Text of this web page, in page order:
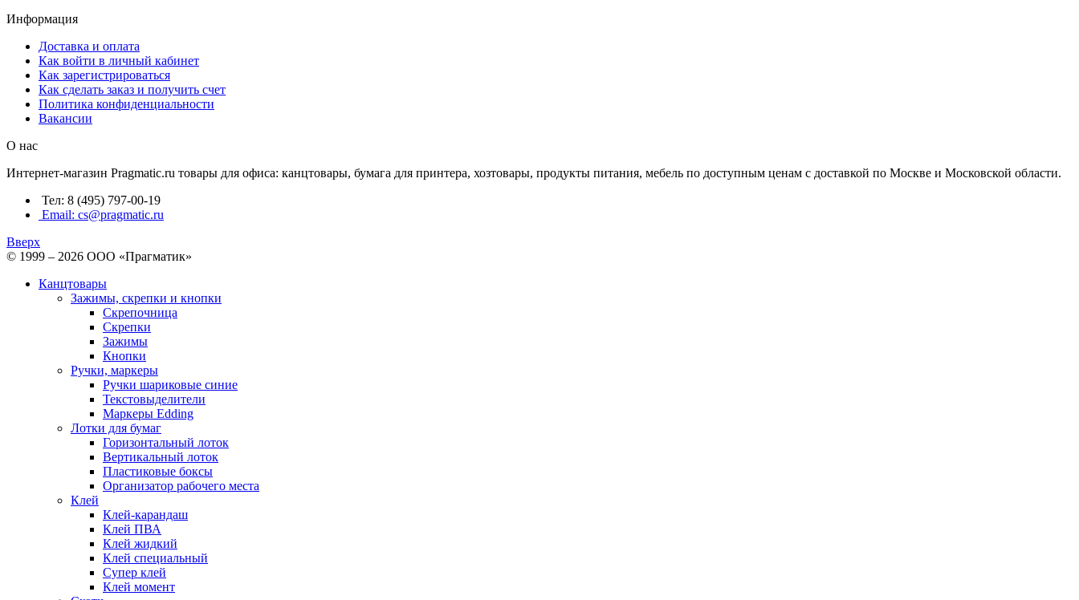
Информация
Доставка и оплата
Как войти в личный кабинет
Как зарегистрироваться
Как сделать заказ и получить счет
Политика конфиденциальности
Вакансии
О нас
Интернет-магазин Pragmatic.ru товары для офиса: канцтовары, бумага для принтера, хозтовары, продукты питания, мебель по доступным ценам с доставкой по Москве и Московской области.
Тел: 8 (495) 797-00-19
Email: cs@pragmatic.ru
Вверх
© 1999 – 2026 ООО «Прагматик»
Канцтовары
Зажимы, скрепки и кнопки
Скрепочница
Скрепки
Зажимы
Кнопки
Ручки, маркеры
Ручки шариковые синие
Текстовыделители
Маркеры Edding
Лотки для бумаг
Горизонтальный лоток
Вертикальный лоток
Пластиковые боксы
Организатор рабочего места
Клей
Клей-карандаш
Клей ПВА
Клей жидкий
Клей специальный
Супер клей
Клей момент